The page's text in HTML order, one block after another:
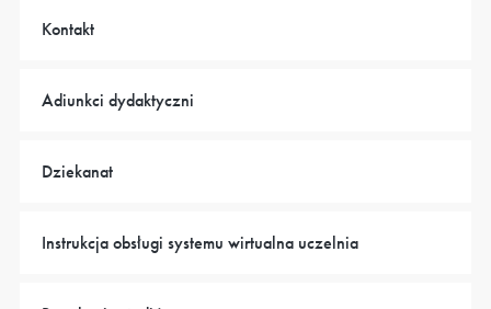
Kontakt
Adiunkci dydaktyczni
Dziekanat
Instrukcja obsługi systemu wirtualna uczelnia